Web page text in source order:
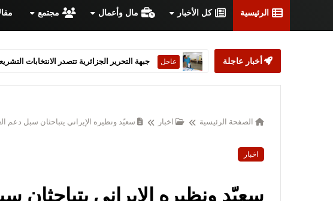
الرئيسية كل الأخبار مال وأعمال مجتمع
أخبار عاجلة عاجل ستارمر يعلن استقالته من رئاسة الحكومة
الصفحة الرئيسية اخبار سعيّد ونظيره الإيراني يتباحثان سبل دعم
اخبار
سعيّد ونظيره الإيراني يتباحثان